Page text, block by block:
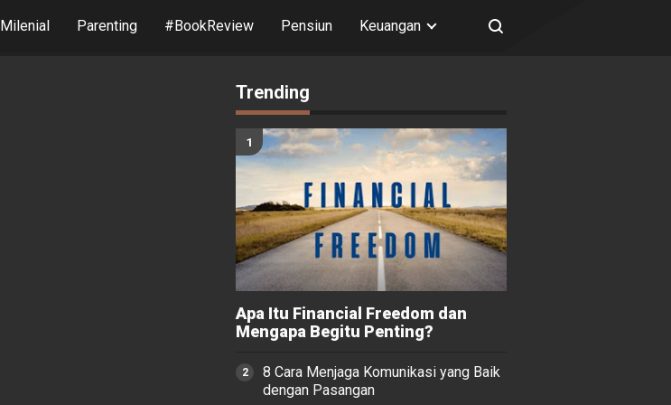
Milenial Parenting #BookReview Pensiun Keuangan
Trending
Apa Itu Financial Freedom dan
Mengapa Begitu Penting?
8 Cara Menjaga Komunikasi yang Baik
dengan Pasangan